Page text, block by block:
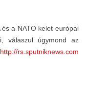
a NATO kelet-európai
válaszul úgymond az
http://rs.sputniknews.com